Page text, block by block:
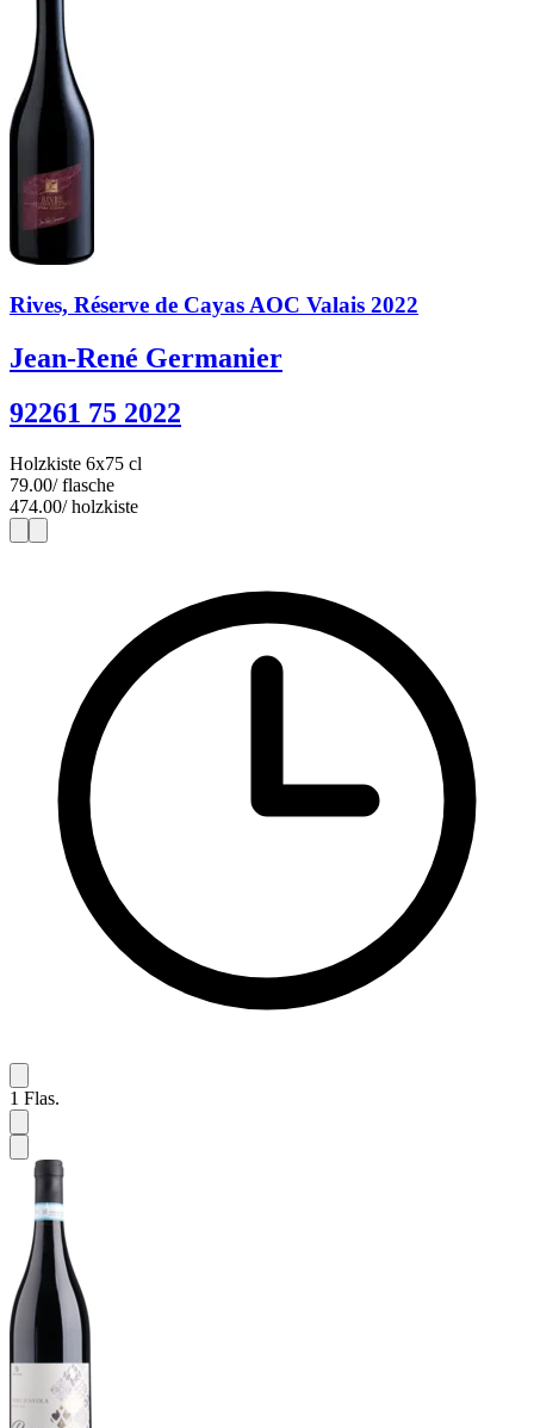
Rives, Réserve de Cayas AOC Valais 2022
Jean-René Germanier
92261 75 2022
Holzkiste 6x75 cl
79.00/ flasche
474.00/ holzkiste
1
1 Flas.